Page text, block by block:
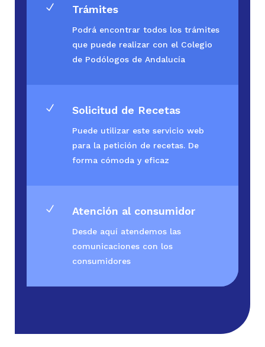
N Trámites
Podrá encontrar todos los trámites
que puede realizar con el Colegio
de Podólogos de Andalucía
N Solicitud de Recetas
Puede utilizar este servicio web
para la petición de recetas. De
forma cómoda y eficaz
N Atención al consumidor
Desde aquí atendemos las
comunicaciones con los
consumidores